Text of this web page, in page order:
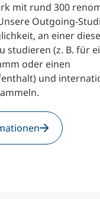
mit rund 300
Outgoing-
an einer
studieren (z. B. für
oder einen
und